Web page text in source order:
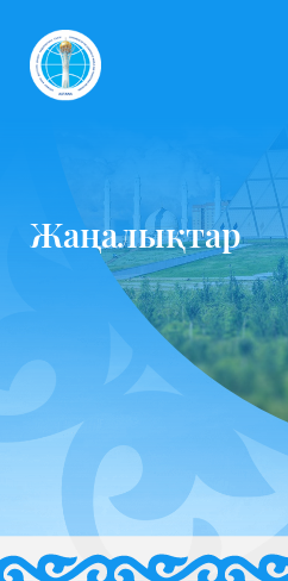
Жаңалықтар